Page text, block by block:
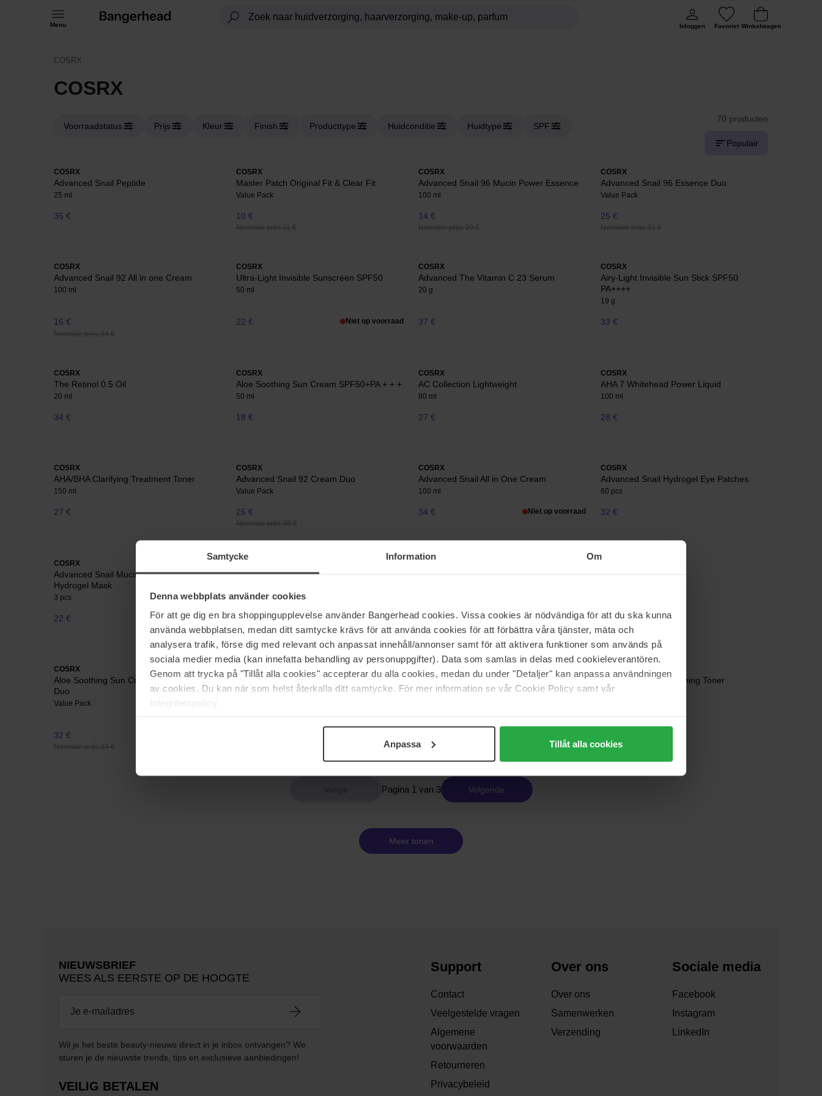
Samtycke Information Om
Denna webbplats använder cookies
För att ge dig en bra shoppingupplevelse använder Bangerhead cookies. Vissa cookies är nödvändiga för att du ska kunna
använda webbplatsen, medan ditt samtycke krävs för att använda cookies för att förbättra våra tjänster, mäta och
analysera trafik, förse dig med relevant och anpassat innehåll/annonser samt för att aktivera funktioner som används på
sociala medier media (kan innefatta behandling av personuppgifter). Data som samlas in delas med cookieleverantören.
Genom att trycka på "Tillåt alla cookies" accepterar du alla cookies, medan du under "Detaljer" kan anpassa användningen
av cookies. Du kan när som helst återkalla ditt samtycke. För mer information se vår Cookie Policy samt vår
Integritetspolicy.
Anpassa Tillåt alla cookies
Menu Inloggen Favoriet Winkelwagen
COSRX
COSRX
Voorraadstatus Prijs Kleur Finish Producttype Huidconditie Huidtype SPF
70 producten
Populair
COSRX
Advanced Snail Peptide
25 ml
35 €
COSRX
Master Patch Original Fit & Clear Fit
Value Pack
10 €
Normale prijs 11 €
COSRX
Advanced Snail 96 Mucin Power Essence
100 ml
14 €
Normale prijs 30 €
COSRX
Advanced Snail 96 Essence Duo
Value Pack
25 €
Normale prijs 31 €
COSRX
Advanced Snail 92 All in one Cream
100 ml
16 €
Normale prijs 34 €
COSRX
Ultra-Light Invisible Sunscreen SPF50
50 ml
22 € Niet op voorraad
COSRX
Advanced The Vitamin C 23 Serum
20 g
37 €
COSRX
Airy-Light Invisible Sun Stick SPF50
PA++++
19 g
33 €
COSRX
The Retinol 0.5 Oil
20 ml
34 €
COSRX
Aloe Soothing Sun Cream SPF50+PA + + +
50 ml
18 €
COSRX
AC Collection Lightweight
80 ml
27 €
COSRX
AHA 7 Whitehead Power Liquid
100 ml
28 €
COSRX
AHA/BHA Clarifying Treatment Toner
150 ml
27 €
COSRX
Advanced Snail 92 Cream Duo
Value Pack
25 €
Normale prijs 38 €
COSRX
Advanced Snail All in One Cream
100 ml
34 € Niet op voorraad
COSRX
Advanced Snail Hydrogel Eye Patches
60 pcs
32 €
COSRX
Advanced Snail Mucin Power Activating
Hydrogel Mask
3 pcs
22 €
Advanced Snail Mucin Power Gel
30 € 43 € 26 €
Normale prijs 33 €
COSRX
Aloe Soothing Sun Cream SPF50+PA + + +
Duo
Value Pack
32 €
Normale prijs 33 €
COSRX
BHA Blackhead Power Liquid
100 ml
COSRX
AHA/BHA Treatment - Kemisk Exfoliering
för Män som Vill Förnya Huden utan
Normale prijs 40 €
5 PDRN B5 Vital Soothing Toner
280 ml
Pagina 1 van 3 Volgende
Meer tonen
NIEUWSBRIEF
WEES ALS EERSTE OP DE HOOGTE
Wil je het beste beauty-nieuws direct in je inbox ontvangen? We
sturen je de nieuwste trends, tips en exclusieve aanbiedingen!
VEILIG BETALEN
Support
Contact
Veelgestelde vragen
Algemene
voorwaarden
Retourneren
Privacybeleid
Over ons
Over ons
Samenwerken
Verzending
Sociale media
Facebook
Instagram
LinkedIn